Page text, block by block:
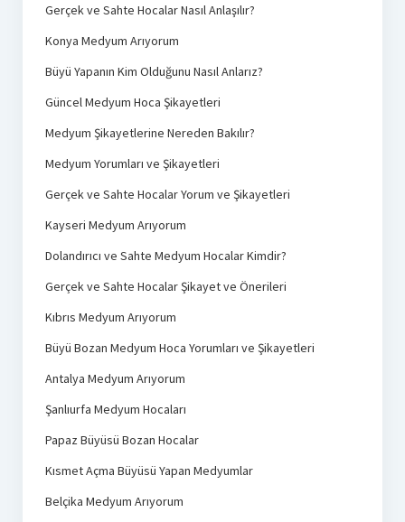
Gerçek ve Sahte Hocalar Nasıl Anlaşılır?
Konya Medyum Arıyorum
Büyü Yapanın Kim Olduğunu Nasıl Anlarız?
Güncel Medyum Hoca Şikayetleri
Medyum Şikayetlerine Nereden Bakılır?
Medyum Yorumları ve Şikayetleri
Gerçek ve Sahte Hocalar Yorum ve Şikayetleri
Kayseri Medyum Arıyorum
Dolandırıcı ve Sahte Medyum Hocalar Kimdir?
Gerçek ve Sahte Hocalar Şikayet ve Önerileri
Kıbrıs Medyum Arıyorum
Büyü Bozan Medyum Hoca Yorumları ve Şikayetleri
Antalya Medyum Arıyorum
Şanlıurfa Medyum Hocaları
Papaz Büyüsü Bozan Hocalar
Kısmet Açma Büyüsü Yapan Medyumlar
Belçika Medyum Arıyorum